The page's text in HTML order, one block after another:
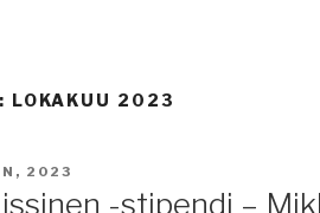
LOKAKUU 2023
2023
-stipendi –